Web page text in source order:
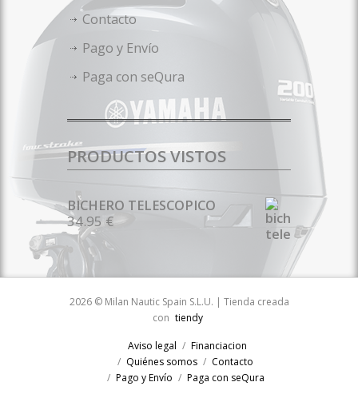
Contacto
Pago y Envío
Paga con seQura
PRODUCTOS VISTOS
BICHERO TELESCOPICO
34.95 €
2026 © Milan Nautic Spain S.L.U. | Tienda creada
con tiendy
Aviso legal
Financiacion
Quiénes somos
Contacto
Pago y Envío
Paga con seQura